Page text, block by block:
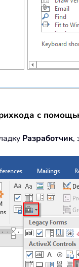
с
Разработчик,